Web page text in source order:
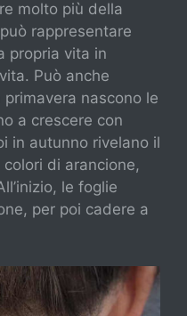
molto più della
rappresentare
propria vita in
Può anche
nascono le
a crescere con
in autunno rivelano il
di arancione,
le foglie
per poi cadere a